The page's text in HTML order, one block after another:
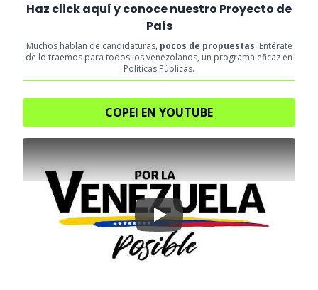
Haz click aquí y conoce nuestro Proyecto de
País
Muchos hablan de candidaturas, pocos de propuestas. Entérate
de lo traemos para todos los venezolanos, un programa eficaz en
Políticas Públicas.
COPEI EN YOUTUBE
Play